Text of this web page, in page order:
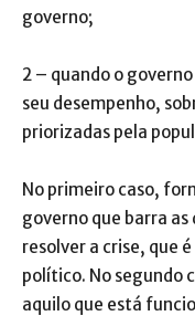
governo;
2 – quando o
seu desempenho,
priorizadas pela
No primeiro caso,
governo que barra
resolver a crise, que
político. No segundo
aquilo que está